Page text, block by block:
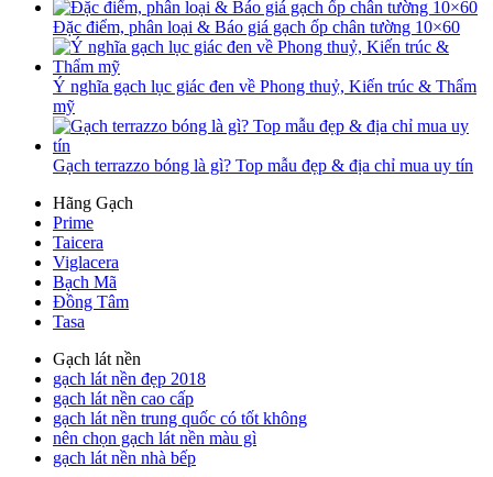
Đặc điểm, phân loại & Báo giá gạch ốp chân tường 10×60
Ý nghĩa gạch lục giác đen về Phong thuỷ, Kiến trúc & Thẩm
mỹ
Gạch terrazzo bóng là gì? Top mẫu đẹp & địa chỉ mua uy tín
Hãng Gạch
Prime
Taicera
Viglacera
Bạch Mã
Đồng Tâm
Tasa
Gạch lát nền
gạch lát nền đẹp 2018
gạch lát nền cao cấp
gạch lát nền trung quốc có tốt không
nên chọn gạch lát nền màu gì
gạch lát nền nhà bếp